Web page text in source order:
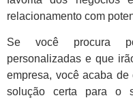
relacionamento com
Se você procura
personalizadas e que
empresa, você acaba de
solução certa para o